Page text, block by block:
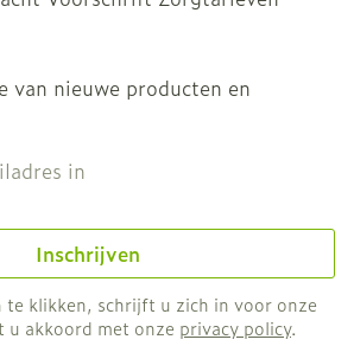
van nieuwe producten en
Inschrijven
te klikken, schrijft u zich in voor onze
u akkoord met onze privacy policy.